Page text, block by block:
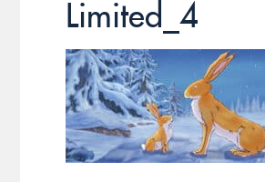
Limited_4